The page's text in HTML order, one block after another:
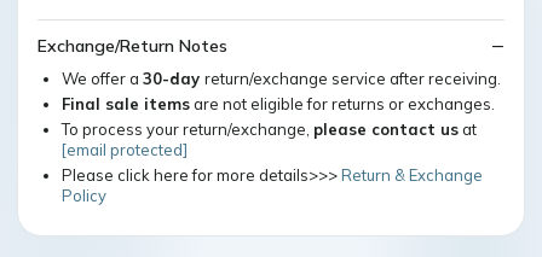
Exchange/Return Notes
We offer a 30-day return/exchange service after receiving.
Final sale itemsare not eligible for returns or exchanges.
To process your return/exchange, please contact usat
[email protected]
Please click here for more details>>>Return & Exchange
Policy